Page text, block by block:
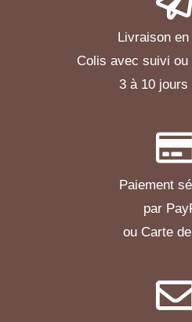
Livraison
Colis avec suivi ou
3 à 10 jours
Paiement
par
ou Carte